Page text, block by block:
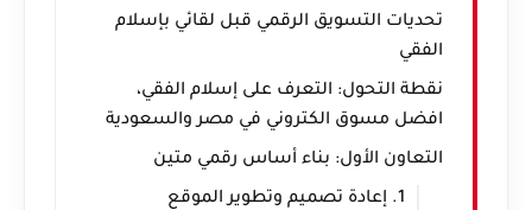
تحديات التسويق الرقمي قبل لقائي بإسلام
الفقي
نقطة التحول: التعرف على إسلام الفقي،
افضل مسوق الكتروني في مصر والسعودية
التعاون الأول: بناء أساس رقمي متين
1. إعادة تصميم وتطوير الموقع